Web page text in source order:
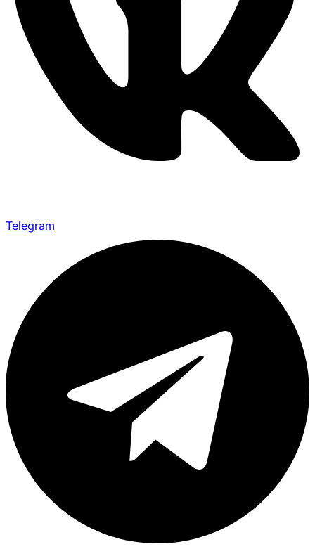
Telegram